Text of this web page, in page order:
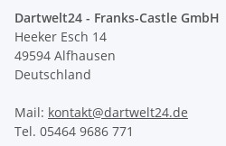
Dartwelt24 - Franks-Castle GmbH
Heeker Esch 14
49594 Alfhausen
Deutschland
Mail: kontakt@dartwelt24.de
Tel. 05464 9686 771